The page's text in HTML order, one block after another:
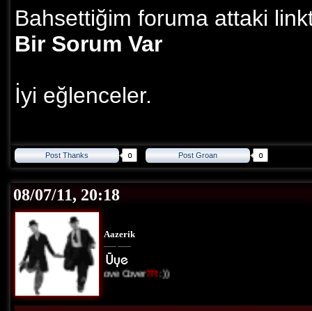
Bahsettiğim foruma attaki
Bir Sorum Var
İyi eğlenceler.
Post Thanks Post Groan
08/07/11, 20:18
Aazerik
I Love CoverTR:))